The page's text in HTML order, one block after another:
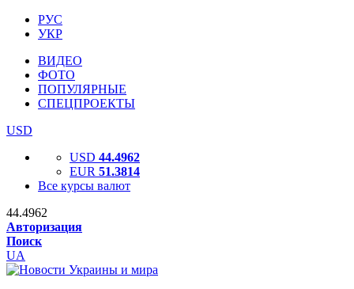
РУС
УКР
ВИДЕО
ФОТО
ПОПУЛЯРНЫЕ
СПЕЦПРОЕКТЫ
USD
USD 44.4962
EUR 51.3814
Все курсы валют
44.4962
Авторизация
Поиск
UA